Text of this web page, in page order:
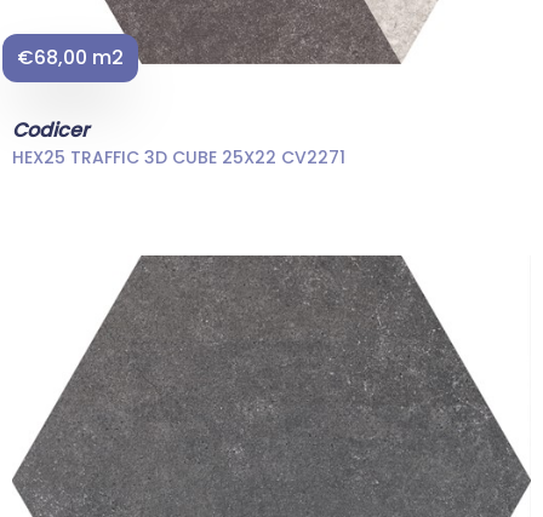
€68,00 m2
Codicer
HEX25 TRAFFIC 3D CUBE 25X22 CV2271